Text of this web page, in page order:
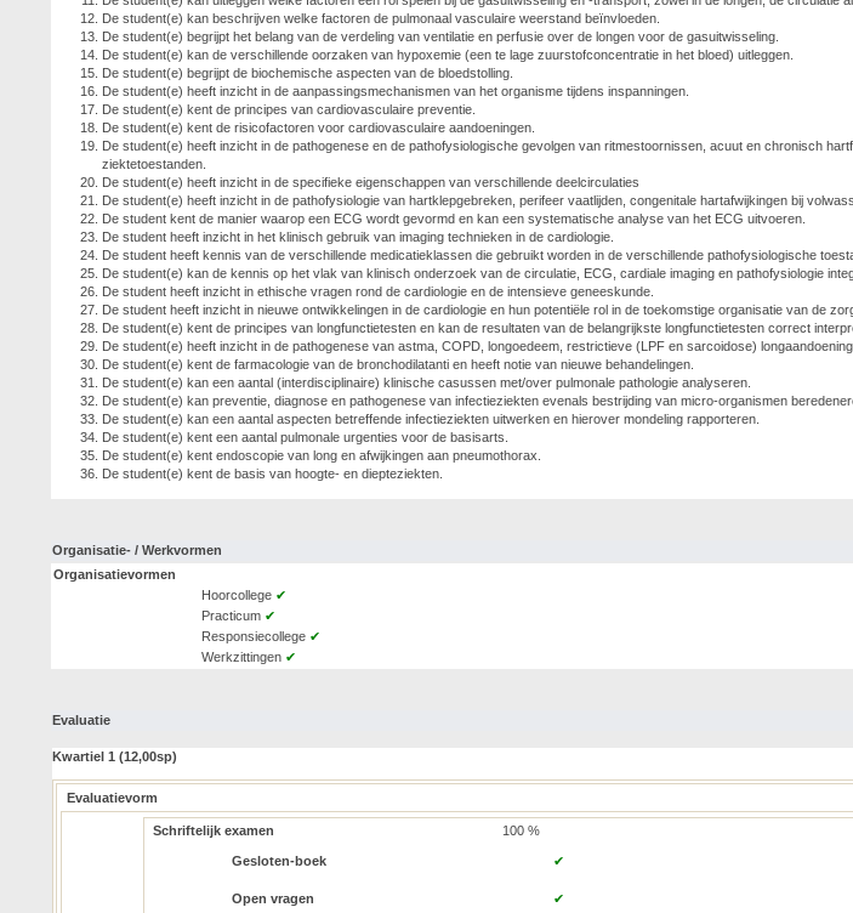
De student(e) kan beschrijven welke factoren de pulmonaal vasculaire weerstand beïnvloeden.
De student(e) begrijpt het belang van de verdeling van ventilatie en perfusie over de longen voor de gasuitwisseling.
De student(e) kan de verschillende oorzaken van hypoxemie (een te lage zuurstofconcentratie in het bloed) uitleggen.
De student(e) begrijpt de biochemische aspecten van de bloedstolling.
De student(e) heeft inzicht in de aanpassingsmechanismen van het organisme tijdens inspanningen.
De student(e) kent de principes van cardiovasculaire preventie.
De student(e) kent de risicofactoren voor cardiovasculaire aandoeningen.
De student(e) heeft inzicht in de pathogenese en de pathofysiologische gevolgen van ritmestoornissen, acuut en chronisch
ziektetoestanden.
De student(e) heeft inzicht in de specifieke eigenschappen van verschillende deelcirculaties
De student(e) heeft inzicht in de pathofysiologie van hartklepgebreken, perifeer vaatlijden, congenitale hartafwijkingen bij
De student kent de manier waarop een ECG wordt gevormd en kan een systematische analyse van het ECG uitvoeren.
De student heeft inzicht in het klinisch gebruik van imaging technieken in de cardiologie.
De student heeft kennis van de verschillende medicatieklassen die gebruikt worden in de verschillende pathofysiologische
De student(e) kan de kennis op het vlak van klinisch onderzoek van de circulatie, ECG, cardiale imaging en pathofysiologie
De student heeft inzicht in ethische vragen rond de cardiologie en de intensieve geneeskunde.
De student heeft inzicht in nieuwe ontwikkelingen in de cardiologie en hun potentiële rol in de toekomstige organisatie van de
De student(e) kent de principes van longfunctietesten en kan de resultaten van de belangrijkste longfunctietesten correct
De student(e) heeft inzicht in de pathogenese van astma, COPD, longoedeem, restrictieve (LPF en sarcoidose)
De student(e) kent de farmacologie van de bronchodilatanti en heeft notie van nieuwe behandelingen.
De student(e) kan een aantal (interdisciplinaire) klinische casussen met/over pulmonale pathologie analyseren.
De student(e) kan preventie, diagnose en pathogenese van infectieziekten evenals bestrijding van micro-organismen
De student(e) kan een aantal aspecten betreffende infectieziekten uitwerken en hierover mondeling rapporteren.
De student(e) kent een aantal pulmonale urgenties voor de basisarts.
De student(e) kent endoscopie van long en afwijkingen aan pneumothorax.
De student(e) kent de basis van hoogte- en diepteziekten.
Organisatie- / Werkvormen
Organisatievormen
Hoorcollege ✔
Practicum ✔
Responsiecollege ✔
Werkzittingen ✔
Evaluatie
Kwartiel 1 (12,00sp)
Evaluatievorm
Schriftelijk examen 100 %
Gesloten-boek ✔
Open vragen ✔